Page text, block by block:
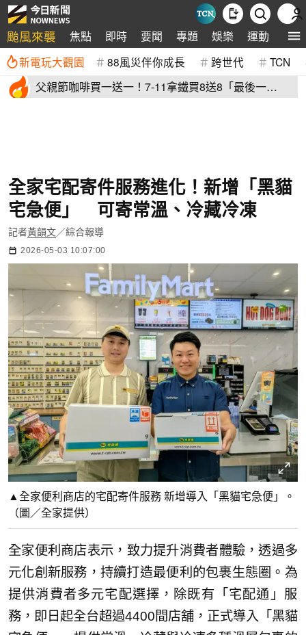
颱風來襲 焦點 即時 要聞 專題 娛樂 運動 全球
新電玩大觀園 88風災伴你成長 跨世代 TCN
父親節咖啡買一送一！7-11拿鐵買8送8「最後一
全家宅配寄件服務進化！新增「黑貓
宅急便」 可寄常溫、冷藏冷凍
記者黃韻文／綜合報導
2026-05-03 10:07:00
▲全家便利商店的宅配寄件服務 新增導入「黑貓宅急便」。
（圖／全家提供）
全家便利商店表示，致力提升消費者體驗，透過多
元化創新服務， 持續打造最便利的包裹生態圈。為
提供消費者多元宅配選擇， 除既有「宅配通」服
務，即日起全台超過4400間店舖，正式導入「黑貓